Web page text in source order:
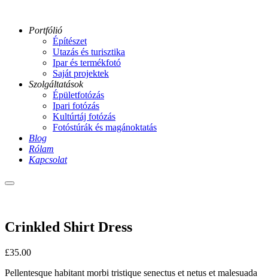
Portfólió
Építészet
Utazás és turisztika
Ipar és termékfotó
Saját projektek
Szolgáltatások
Épületfotózás
Ipari fotózás
Kultúrtáj fotózás
Fotóstúrák és magánoktatás
Blog
Rólam
Kapcsolat
Main
Crinkled Shirt Dress
£35.00
Pellentesque habitant morbi tristique senectus et netus et malesuada